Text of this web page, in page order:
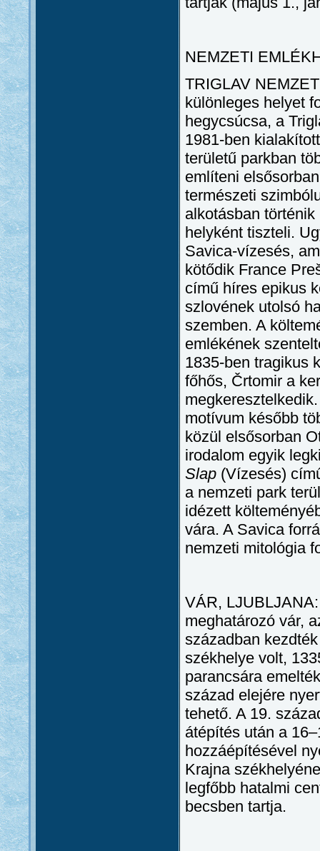
NEMZETI
TRIGLAV
különleges helyet
hegycsúcsa, a
1981-ben
területű parkban
említeni
természeti
alkotásban
helyként tiszteli.
Savica-vízesés,
kötődik France
című híres epikus
szlovének utolsó
szemben. A
emlékének
1835-ben tragikus
főhős, Črtomir a
motívum később
közül elsősorban
irodalom egyik
Slap (Vízesés)
a nemzeti park
idézett
vára. A Savica
nemzeti mitológia
VÁR,
meghatározó vár,
században
székhelye volt,
parancsára
század elejére
tehető. A 19.
átépítés után a
hozzáépítésével
Krajna
legfőbb hatalmi
becsben tartja.